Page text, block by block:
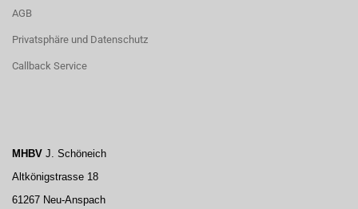
AGB
Privatsphäre und Datenschutz
Callback Service
MHBV J. Schöneich
Altkönigstrasse 18
61267 Neu-Anspach